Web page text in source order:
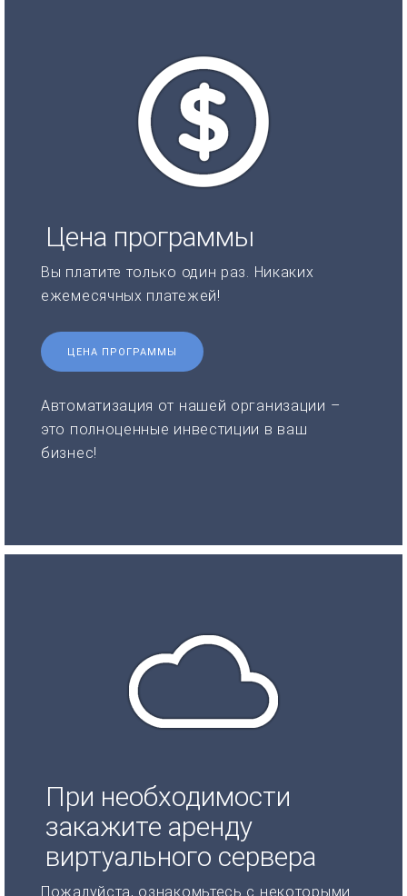
Цена программы
Вы платите только один раз. Никаких
ежемесячных платежей!
ЦЕНА ПРОГРАММЫ
Автоматизация от нашей организации –
это полноценные инвестиции в ваш
бизнес!
При необходимости
закажите аренду
виртуального сервера
Пожалуйста, ознакомьтесь с некоторыми